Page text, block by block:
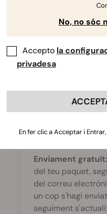
Help Center > Enviament >
Puc fer el
paquet?
Sí, pots. Veuràs un
Enviament gratuït:
del teu paquet,
del correu
un cop s'hagi
seguiment
No, no sóc
Accepto la
privadesa
En fer clic a Acceptar i